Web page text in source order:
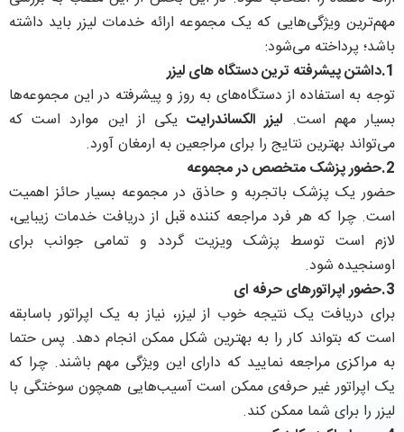
مهم‌ترين ويژگی‌هايی كه يک مجموعه ارائه خدمات ليزر بايد داشته
باشد؛ پرداخته می‌شود:
1.داشتن پيشرفته ‌ترين دستگاه‌ های ليزر
توجه به استفاده از دستگاه‌های به روز و پيشرفته در اين مجموعه‌ها
بسيار مهم است. ليزر الكساندرايتيكی از اين موارد است كه
می‌تواند بهترين نتايج را برای مراجعين به ارمغان آورد.
2.حضور پزشک متخصص در مجموعه
حضور يک پزشک باتجربه و حاذق در مجموعه بسيار حائز اهمیت
است. چرا كه هر فرد مراجعه کننده قبل از دریافت خدمات زیبایی،
لازم است توسط پزشک ويزيت گردد و تمامی جوانب برای
اوسنجيده شود.
3.حضور اپراتورهای حرفه‌ ای
برای دریافت يک نتيجه خوب از ليزر، نياز به يک اپراتور باسابقه
است كه بتواند كار را به بهترين شكل ممكن انجام دهد. پس حتما
به مراكزی مراجعه نماييد كه دارای اين ويژگی مهم باشند. چرا که
یک اپراتور غیر حرفه‌ی ممکن است آسیب‌هایی همچون سوختگی با
لیزر را برای شما ممکن کند.